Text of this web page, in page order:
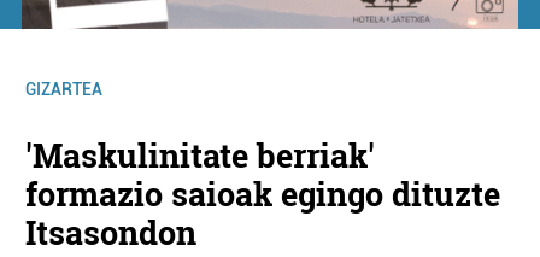
GIZARTEA
'Maskulinitate berriak'
formazio saioak egingo dituzte
Itsasondon